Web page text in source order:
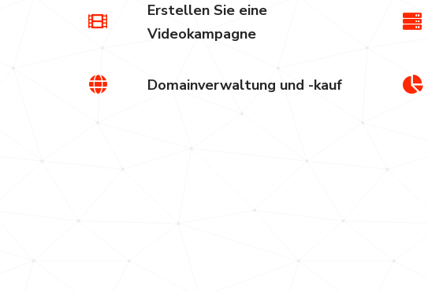
Erstellen Sie eine
Videokampagne
Domainverwaltung und -kauf